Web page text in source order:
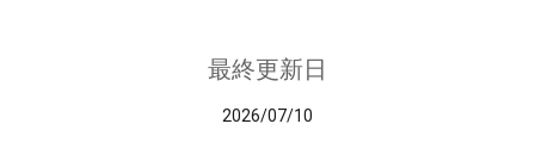
最終更新日
2026/07/10